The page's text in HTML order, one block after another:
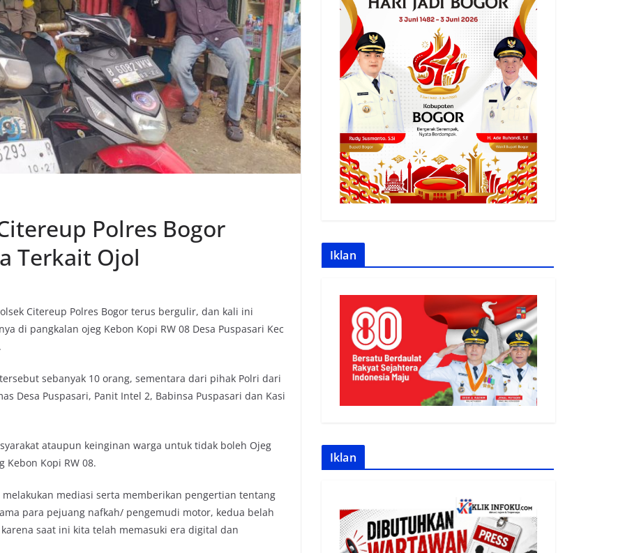
Polres Bogor
Terkait Ojol
Citereup Polres Bogor terus bergulir, dan kali ini
di pangkalan ojeg Kebon Kopi RW 08 Desa Puspasari Kec
sebanyak 10 orang, sementara dari pihak Polri dari
Desa Puspasari, Panit Intel 2, Babinsa Puspasari dan Kasi
ataupun keinginan warga untuk tidak boleh Ojeg
Kebon Kopi RW 08.
mediasi serta memberikan pengertian tentang
para pejuang nafkah/ pengemudi motor, kedua belah
saat ini kita telah memasuki era digital dan
Iklan
Iklan